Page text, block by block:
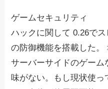
ゲームセキュリティ
ハックに関して 0.26で
の防御機能を搭載した。
サーバーサイドのゲー
味がない。もし現状使っ